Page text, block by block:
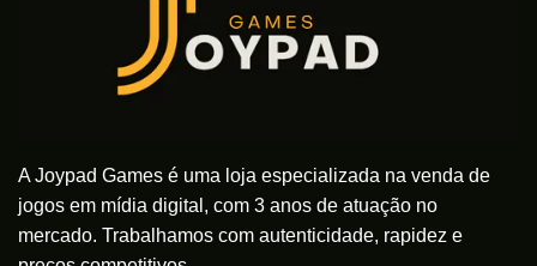
A Joypad Games é uma loja especializada na venda de
jogos em mídia digital, com 3 anos de atuação no
mercado. Trabalhamos com autenticidade, rapidez e